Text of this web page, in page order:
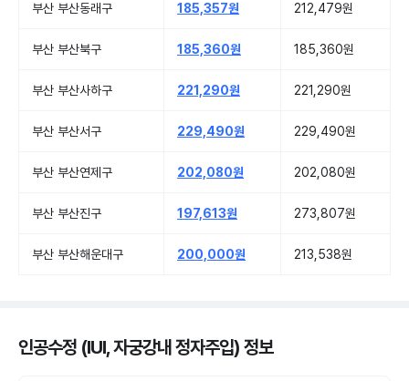
부산 부산동래구 185,357원 212,479원
부산 부산북구 185,360원 185,360원
부산 부산사하구 221,290원 221,290원
부산 부산서구 229,490원 229,490원
부산 부산연제구 202,080원 202,080원
부산 부산진구 197,613원 273,807원
부산 부산해운대구 200,000원 213,538원
인공수정 (IUI, 자궁강내 정자주입) 정보